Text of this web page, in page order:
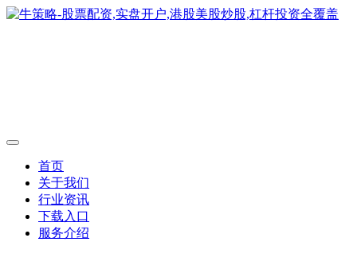
首页
关于我们
行业资讯
下载入口
服务介绍